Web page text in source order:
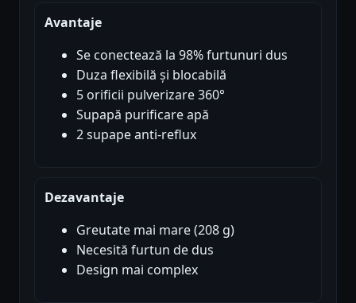
Avantaje
Se conectează la 98% furtunuri dus
Duza flexibilă și blocabilă
5 orificii pulverizare 360°
Supapă purificare apă
2 supape anti-reflux
Dezavantaje
Greutate mai mare (208 g)
Necesită furtun de dus
Design mai complex